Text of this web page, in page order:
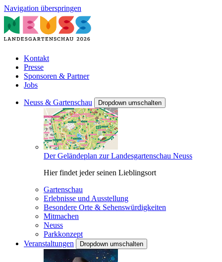
Navigation überspringen
Kontakt
Presse
Sponsoren & Partner
Jobs
Neuss & Gartenschau Dropdown umschalten
Der Geländeplan zur Landesgartenschau Neuss
Hier findet jeder seinen Lieblingsort
Gartenschau
Erlebnisse und Ausstellung
Besondere Orte & Sehenswürdigkeiten
Mitmachen
Neuss
Parkkonzept
Veranstaltungen
Dropdown umschalten